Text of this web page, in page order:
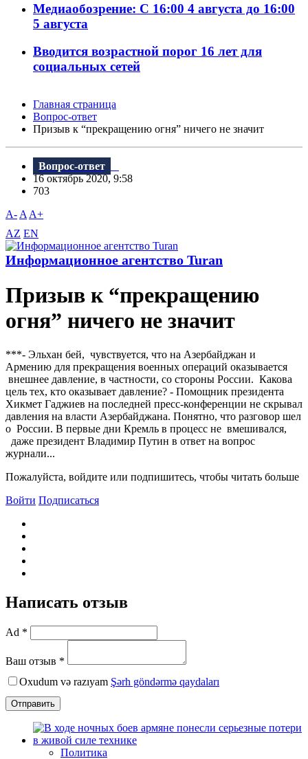
Медиаобозрение: С 16:00 4 августа до 16:00
5 августа
Вводится возрастной порог 16 лет для
социальных сетей
Главная страница
Вопрос-ответ
Призыв к “прекращению огня” ничего не значит
Вопрос-ответ
16 октябрь 2020, 9:58
703
A- A A+
AZ EN
Информационное агентство Turan
Призыв к “прекращению
огня” ничего не значит
***- Эльхан бей, чувствуется, что на Азербайджан и
Армению для прекращения военных операций оказывается
внешнее давление, в частности, со стороны России. Какова
цель тех, кто оказывает давление? - Помощник президента
Хикмет Гаджиев на последней пресс-конференции не скрывал
давления на власти Азербайджана. Понятно, что разговор шел
о России. В первые дни Кремль в процесс не вмешивался,
даже президент Владимир Путин в ответ на вопрос
журнали...
Пожалуйста, войдите или подпишитесь, чтобы читать больше
Войти Подписаться
Написать отзыв
Ad *
Ваш отзыв *
Oxudum və razıyam Şərh göndərmə qaydaları
Отправить
Политика